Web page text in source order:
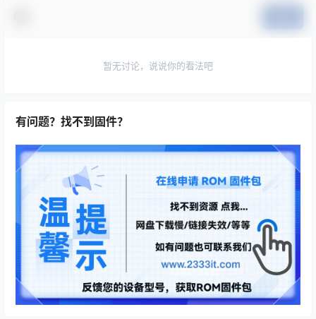
暂无讨论，说说你的看法吧
有问题？找不到固件？